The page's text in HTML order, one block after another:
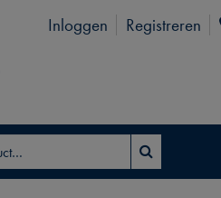
Inloggen Registreren